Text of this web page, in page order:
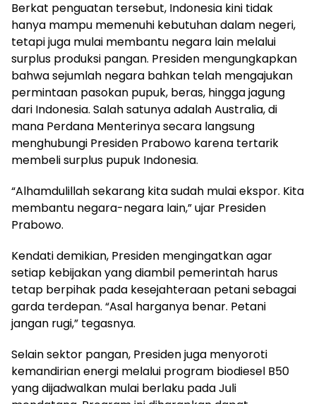
Berkat penguatan tersebut, Indonesia kini tidak
hanya mampu memenuhi kebutuhan dalam negeri,
tetapi juga mulai membantu negara lain melalui
surplus produksi pangan. Presiden mengungkapkan
bahwa sejumlah negara bahkan telah mengajukan
permintaan pasokan pupuk, beras, hingga jagung
dari Indonesia. Salah satunya adalah Australia, di
mana Perdana Menterinya secara langsung
menghubungi Presiden Prabowo karena tertarik
membeli surplus pupuk Indonesia.
“Alhamdulillah sekarang kita sudah mulai ekspor. Kita
membantu negara-negara lain,” ujar Presiden
Prabowo.
Kendati demikian, Presiden mengingatkan agar
setiap kebijakan yang diambil pemerintah harus
tetap berpihak pada kesejahteraan petani sebagai
garda terdepan. “Asal harganya benar. Petani
jangan rugi,” tegasnya.
Selain sektor pangan, Presiden juga menyoroti
kemandirian energi melalui program biodiesel B50
yang dijadwalkan mulai berlaku pada Juli